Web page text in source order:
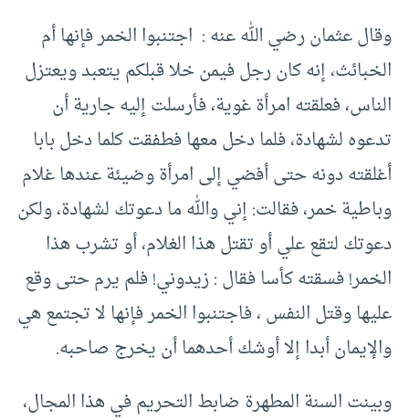
وقال عثمان رضي الله عنه : اجتنبوا الخمر فإنها أم
الخبائث، إنه كان رجل فيمن خلا قبلكم يتعبد ويعتزل
الناس، فعلقته امرأة غوية، فأرسلت إليه جارية أن
تدعوه لشهادة، فلما دخل معها فطفقت كلما دخل بابا
أغلقته دونه حتى أفضي إلى امرأة وضيئة عندها غلام
وباطية خمر، فقالت: إني والله ما دعوتك لشهادة، ولكن
دعوتك لتقع علي أو تقتل هذا الغلام، أو تشرب هذا
الخمر! فسقته كأسا فقال : زيدوني! فلم يرم حتى وقع
عليها وقتل النفس ، فاجتنبوا الخمر فإنها لا تجتمع هي
والإيمان أبدا إلا أوشك أحدهما أن يخرج صاحبه.
وبينت السنة المطهرة ضابط التحريم في هذا المجال،